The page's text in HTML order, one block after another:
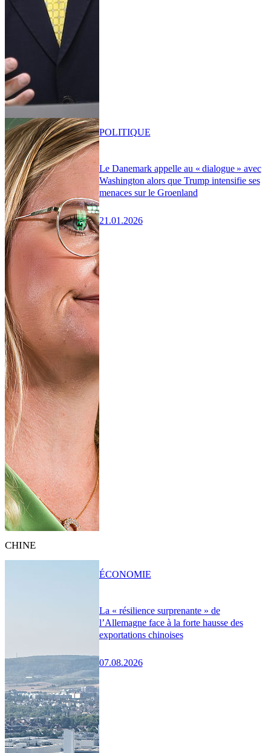
Le Danemark appelle au « dialogue » avec
Washington alors que Trump intensifie ses
menaces sur le Groenland
21.01.2026
POLITIQUE
CHINE
La « résilience surprenante » de
l’Allemagne face à la forte hausse des
exportations chinoises
07.08.2026
ÉCONOMIE